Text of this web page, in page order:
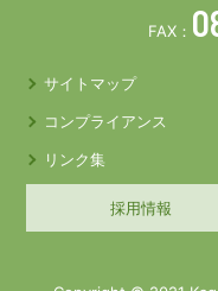
FAX：
サイトマップ
コンプライアンス
リンク集
採用情報